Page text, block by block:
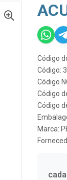
Código
Código:
Código
Código
Código
Marca: